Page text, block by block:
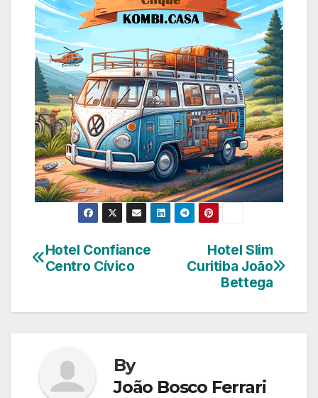
Navegação
Post
Hotel Slim
Curitiba João
Bettega
Hotel Confiance
Centro Cívico
By
João Bosco Ferrari